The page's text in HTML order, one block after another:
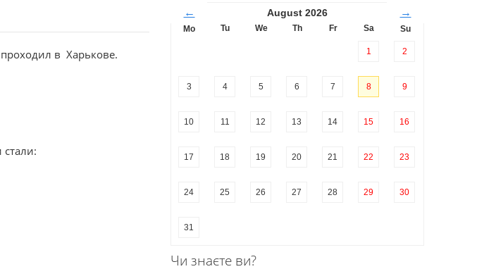
в Харькове.
← August 2026 →
Mo Tu We Th Fr Sa Su
1 2
3 4 5 6 7 8 9
10 11 12 13 14 15 16
17 18 19 20 21 22 23
24 25 26 27 28 29 30
31
Чи знаєте ви?